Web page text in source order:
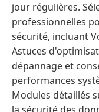
jour régulières.
professionnelles
sécurité, incluant
Astuces
dépannage et
performances
Modules détaillés